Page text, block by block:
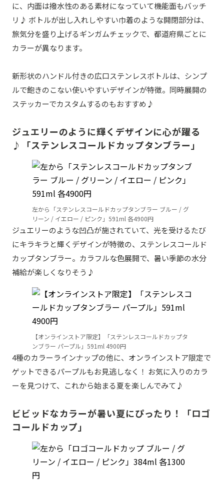
に、内面は撥水性のある素材になっていて機能面もバッチ
リ♪ ボトルが出し入れしやすい巾着のような開閉部分は、
旅気分を盛り上げるギンガムチェックで、都道府県ごとに
カラーが異なります。
新形状のハンドル付きの広口ステンレスボトルは、シンプ
ルで飽きのこない使いやすいデザインが特徴。同時展開の
ステッカーでカスタムするのもおすすめ♪
ジュエリーのように輝くデザインに心が躍る
♪「ステンレスコールドカップタンブラー」
左から「ステンレスコールドカップタンブラー ブルー / グ
リーン / イエロー / ピンク」591ml 各4900円
ジュエリーのような凹凸が施されていて、光を受けるたび
にキラキラと輝くデザインが特徴の、ステンレスコールド
カップタンブラー。カラフルな色展開で、暑い季節の水分
補給が楽しくなりそう♪
【オンラインストア限定】「ステンレスコールドカップタ
ンブラー パープル」591ml 4900円
4種のカラーラインナップの他に、オンラインストア限定で
ゲットできるパープルもお見逃しなく！ お気に入りのカラ
ーを見つけて、これから始まる夏を楽しんでみて♪
ビビッドなカラーが暑い夏にぴったり！「ロゴ
コールドカップ」